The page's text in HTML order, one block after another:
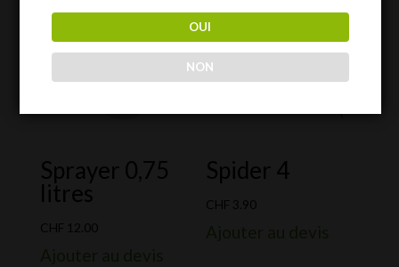
Sprayer 0,75
litres
CHF 12.00
Spider 4
CHF 3.90
OUI
NON